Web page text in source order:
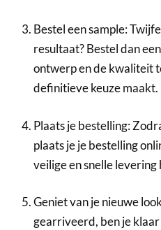
Bestel een sample:
resultaat? Bestel dan
ontwerp en de kwaliteit
definitieve keuze maakt.
Plaats je bestelling:
plaats je je bestelling
veilige en snelle levering
Geniet van je nieuwe
gearriveerd, ben je